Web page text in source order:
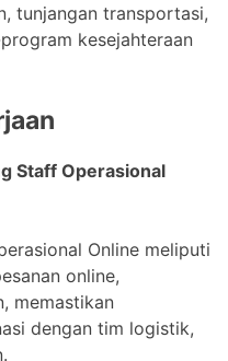
tunjangan transportasi,
kesejahteraan
Staff Operasional
Online meliputi
online,
memastikan
dengan tim logistik,